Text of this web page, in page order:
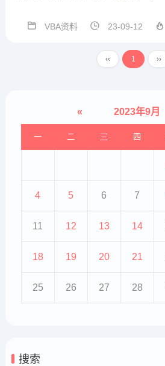
月9日 On Error...
VBA资料 23-09-12
‹‹ 1 ››
« 2023年9月
一 二 三 四
4 5 6 7
11 12 13 14
18 19 20 21
25 26 27 28
搜索